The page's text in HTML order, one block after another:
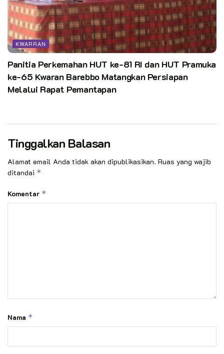
KWARRAN
Panitia Perkemahan HUT ke-81 RI dan HUT Pramuka
ke-65 Kwaran Barebbo Matangkan Persiapan
Melalui Rapat Pemantapan
Tinggalkan Balasan
Alamat email Anda tidak akan dipublikasikan. Ruas yang wajib
ditandai *
Komentar *
Nama *